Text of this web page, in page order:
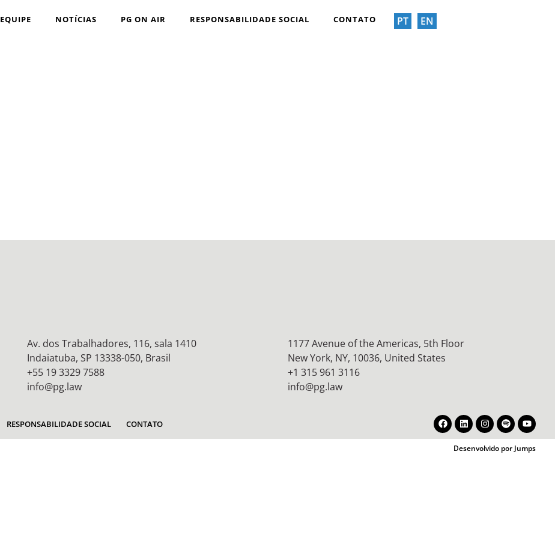
EQUIPE NOTÍCIAS PG ON AIR RESPONSABILIDADE SOCIAL CONTATO PT EN
Av. dos Trabalhadores, 116, sala 1410
Indaiatuba, SP 13338-050, Brasil
+55 19 3329 7588
info@pg.law
1177 Avenue of the Americas, 5th Floor
New York, NY, 10036, United States
+1 315 961 3116
info@pg.law
RESPONSABILIDADE SOCIAL CONTATO
Desenvolvido por Jumps